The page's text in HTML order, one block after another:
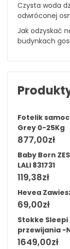
Czysta woda
odwróconej
Jak odzyskać
budynkach
Fotelik
Grey 0-25Kg
877,00zł
Baby Born
LALI 831731
119,38zł
Hevea
69,00zł
Stokke
przewijania -
1649,00zł